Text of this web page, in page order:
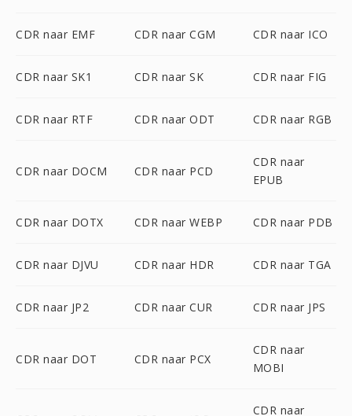
CDR naar EMF CDR naar CGM CDR naar ICO
CDR naar SK1 CDR naar SK CDR naar FIG
CDR naar RTF CDR naar ODT CDR naar RGB
CDR naar DOCM CDR naar PCD
CDR naar
EPUB
CDR naar DOTX CDR naar WEBP CDR naar PDB
CDR naar DJVU CDR naar HDR CDR naar TGA
CDR naar JP2 CDR naar CUR CDR naar JPS
CDR naar DOT CDR naar PCX
CDR naar
MOBI
CDR naar